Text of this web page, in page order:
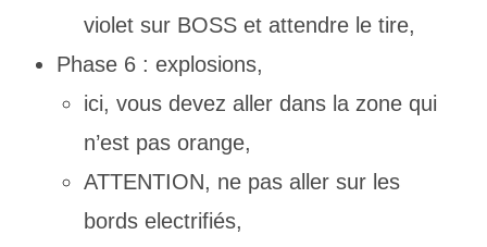
violet sur BOSS et attendre le tire,
Phase 6 : explosions,
ici, vous devez aller dans la zone qui
n’est pas orange,
ATTENTION, ne pas aller sur les
bords electrifiés,